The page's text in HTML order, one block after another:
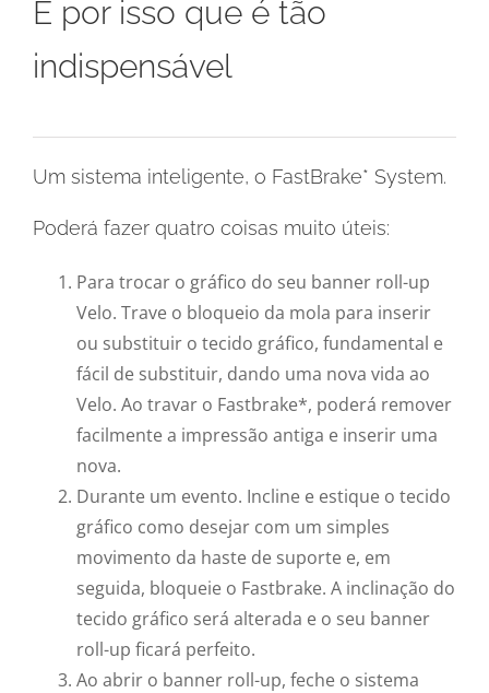
É por isso que é tão
indispensável
Um sistema inteligente, o FastBrake* System.
Poderá fazer quatro coisas muito úteis:
Para trocar o gráfico do seu banner roll-up
Velo. Trave o bloqueio da mola para inserir
ou substituir o tecido gráfico, fundamental e
fácil de substituir, dando uma nova vida ao
Velo. Ao travar o Fastbrake*, poderá remover
facilmente a impressão antiga e inserir uma
nova.
Durante um evento. Incline e estique o tecido
gráfico como desejar com um simples
movimento da haste de suporte e, em
seguida, bloqueie o Fastbrake. A inclinação do
tecido gráfico será alterada e o seu banner
roll-up ficará perfeito.
Ao abrir o banner roll-up, feche o sistema